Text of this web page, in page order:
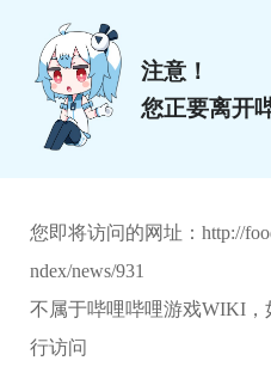
注意！
您正要离开
您即将访问的网址： http://
ndex/news/931
不属于哔哩哔哩游戏WIKI
行访问